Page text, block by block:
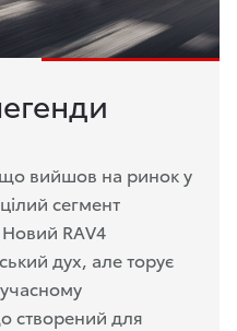
що вийшов на ринок у
сегмент
RAV4
дух, але торує
створений для